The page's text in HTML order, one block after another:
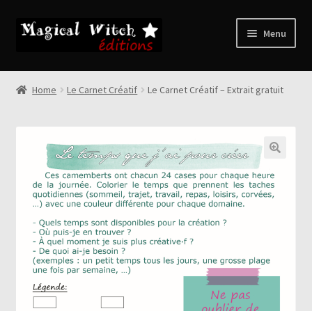
Skip
Skip
Menu
A propos
Home Le Carnet Créatif Le Carnet Créatif – Extrait gratuit